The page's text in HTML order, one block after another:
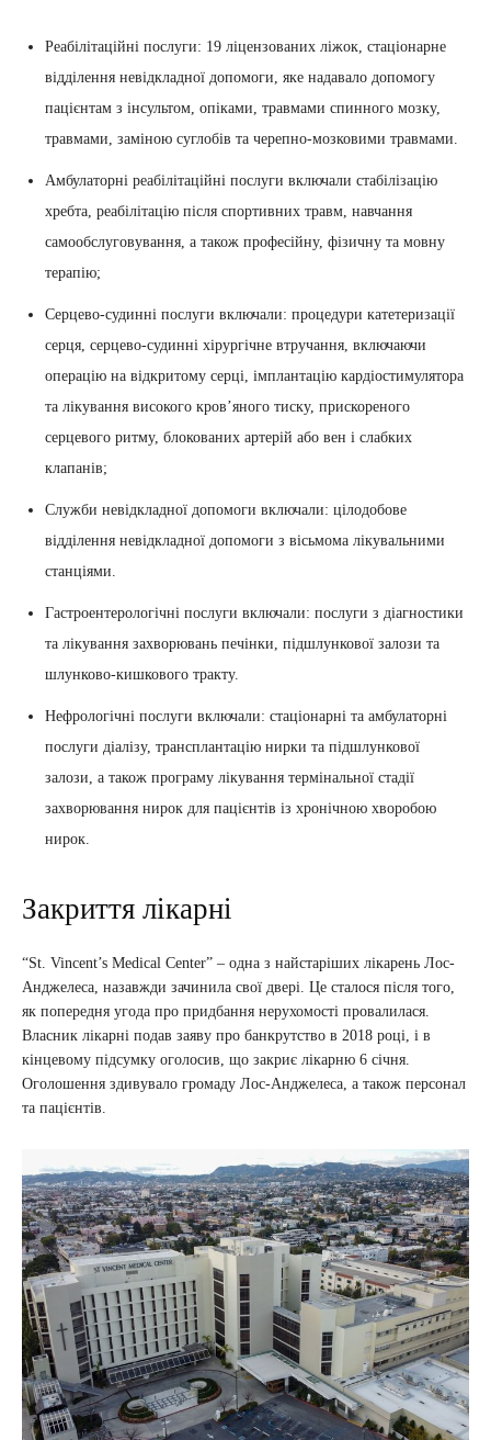
Реабілітаційні послуги: 19 ліцензованих ліжок, стаціонарне
відділення невідкладної допомоги, яке надавало допомогу
пацієнтам з інсультом, опіками, травмами спинного мозку,
травмами, заміною суглобів та черепно-мозковими травмами.
Амбулаторні реабілітаційні послуги включали стабілізацію
хребта, реабілітацію після спортивних травм, навчання
самообслуговування, а також професійну, фізичну та мовну
терапію;
Серцево-судинні послуги включали: процедури катетеризації
серця, серцево-судинні хірургічне втручання, включаючи
операцію на відкритому серці, імплантацію кардіостимулятора
та лікування високого кров’яного тиску, прискореного
серцевого ритму, блокованих артерій або вен і слабких
клапанів;
Служби невідкладної допомоги включали: цілодобове
відділення невідкладної допомоги з вісьмома лікувальними
станціями.
Гастроентерологічні послуги включали: послуги з діагностики
та лікування захворювань печінки, підшлункової залози та
шлунково-кишкового тракту.
Нефрологічні послуги включали: стаціонарні та амбулаторні
послуги діалізу, трансплантацію нирки та підшлункової
залози, а також програму лікування термінальної стадії
захворювання нирок для пацієнтів із хронічною хворобою
нирок.
Закриття лікарні
“St. Vincent’s Medical Center” – одна з найстаріших лікарень Лос-
Анджелеса, назавжди зачинила свої двері. Це сталося після того,
як попередня угода про придбання нерухомості провалилася.
Власник лікарні подав заяву про банкрутство в 2018 році, і в
кінцевому підсумку оголосив, що закриє лікарню 6 січня.
Оголошення здивувало громаду Лос-Анджелеса, а також персонал
та пацієнтів.